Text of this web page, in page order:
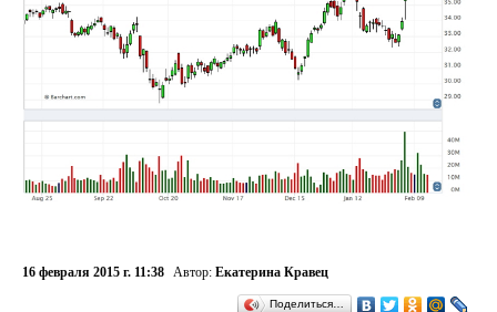
16 февраля 2015 г. 11:38 Автор: Екатерина Кравец
Поделиться…